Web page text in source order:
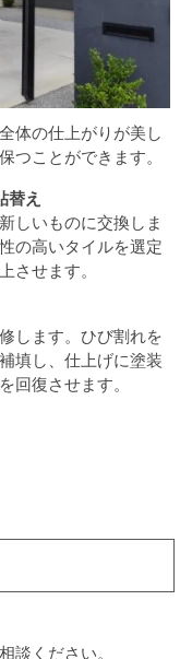
体の仕上がりが美し
つことができます。
替え
しいものに交換しま
の高いタイルを選定
させます。
します。ひび割れを
填し、仕上げに塗装
回復させます。
談ください。